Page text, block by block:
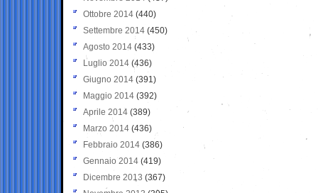
Ottobre 2014 (440)
Settembre 2014 (450)
Agosto 2014 (433)
Luglio 2014 (436)
Giugno 2014 (391)
Maggio 2014 (392)
Aprile 2014 (389)
Marzo 2014 (436)
Febbraio 2014 (386)
Gennaio 2014 (419)
Dicembre 2013 (367)